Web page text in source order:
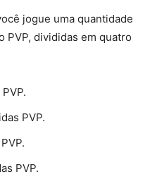
jogue uma quantidade
PVP, divididas em quatro
PVP.
PVP.